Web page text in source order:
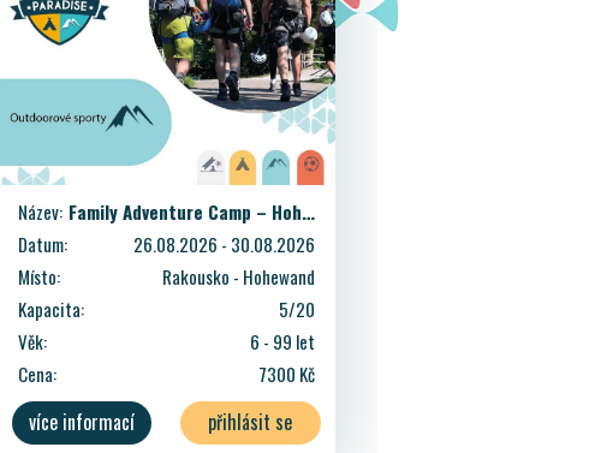
Název:
Family Adventure Camp – Hohe Wand
Datum:
26.08.2026 - 30.08.2026
Místo:
Rakousko - Hohewand
Kapacita:
5/20
Věk:
6 - 99 let
Cena:
7300 Kč
více informací přihlásit se